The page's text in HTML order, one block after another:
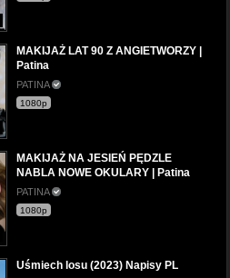
MAKIJAŻ LAT 90 Z ANGIETWORZY |
Patina
PATINA
1080p
MAKIJAŻ NA JESIEŃ PĘDZLE
NABLA NOWE OKULARY | Patina
PATINA
1080p
Uśmiech losu (2023) Napisy PL